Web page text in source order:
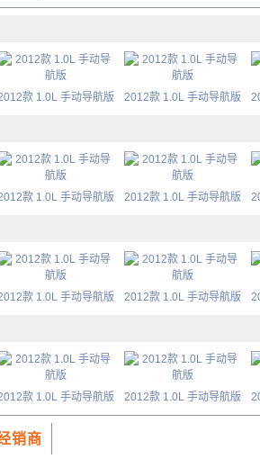
款 1.0L 手动导航版 2012款 1.0L 手动导航版
款 1.0L 手动导航版 2012款 1.0L 手动导航版
款 1.0L 手动导航版 2012款 1.0L 手动导航版
款 1.0L 手动导航版 2012款 1.0L 手动导航版
销商